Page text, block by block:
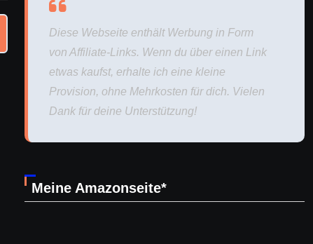
Diese Webseite enthält Werbung in Form
von Affiliate-Links. Wenn du über einen Link
etwas kaufst, erhalte ich eine kleine
Provision, ohne Mehrkosten für dich. Vielen
Dank für deine Unterstützung!
Meine Amazonseite*